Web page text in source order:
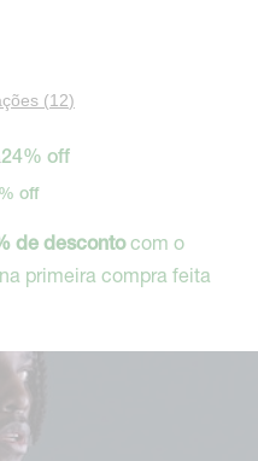
(12)
24% off
off
de descontocom o
primeira compra feita